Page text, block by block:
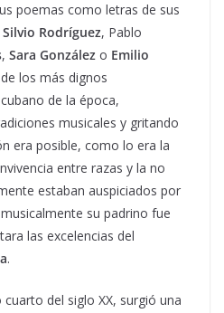
poemas como letras de sus
Silvio Rodríguez, Pablo
, Sara González o Emilio
los más dignos
de la época,
musicales y gritando
era posible, como lo era la
entre razas y la no
estaban auspiciados por
su padrino fue
las excelencias del
.
del siglo XX, surgió una